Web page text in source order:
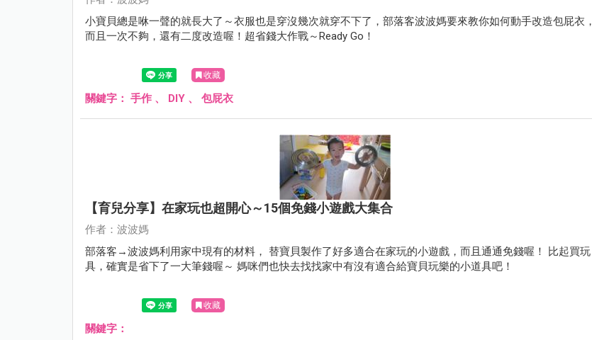
小寶貝總是咻一聲的就長大了～衣服也是穿沒幾次就穿不下了，部落客波波媽要來教你如何動手改造包屁衣，
而且一次不夠，還有二度改造喔！超省錢大作戰～Ready Go！
收藏
關鍵字： 手作 、 DIY 、 包屁衣
【育兒分享】在家玩也超開心～15個免錢小遊戲大集合
作者：波波媽
部落客→波波媽利用家中現有的材料， 替寶貝製作了好多適合在家玩的小遊戲，而且通通免錢喔！ 比起買玩
具，確實是省下了一大筆錢喔～ 媽咪們也快去找找家中有沒有適合給寶貝玩樂的小道具吧！
收藏
關鍵字：